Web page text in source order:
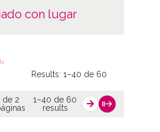
con lugar
Results: 1–40 de 60
de 2
1–40 de 60
results